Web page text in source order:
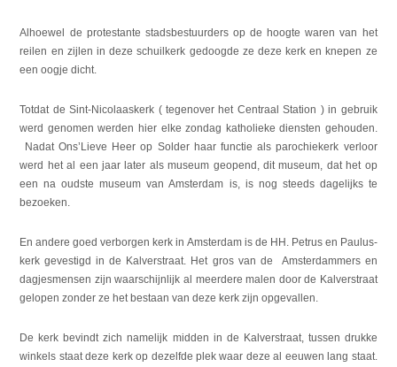
Alhoewel de protestante stadsbestuurders op de hoogte waren van het
reilen en zijlen in deze schuilkerk gedoogde ze deze kerk en knepen ze
een oogje dicht.
Totdat de Sint-Nicolaaskerk ( tegenover het Centraal Station ) in gebruik
werd genomen werden hier elke zondag katholieke diensten gehouden.
Nadat Ons’Lieve Heer op Solder haar functie als parochiekerk verloor
werd het al een jaar later als museum geopend, dit museum, dat het op
een na oudste museum van Amsterdam is, is nog steeds dagelijks te
bezoeken.
En andere goed verborgen kerk in Amsterdam is de HH. Petrus en Paulus-
kerk gevestigd in de Kalverstraat. Het gros van de Amsterdammers en
dagjesmensen zijn waarschijnlijk al meerdere malen door de Kalverstraat
gelopen zonder ze het bestaan van deze kerk zijn opgevallen.
De kerk bevindt zich namelijk midden in de Kalverstraat, tussen drukke
winkels staat deze kerk op dezelfde plek waar deze al eeuwen lang staat.